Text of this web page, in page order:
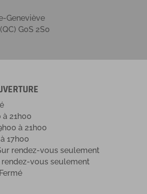
Geneviève
G0S 2S0
à 21h00
à 21h00
17h00
rendez-vous seulement
rendez-vous seulement
Fermé